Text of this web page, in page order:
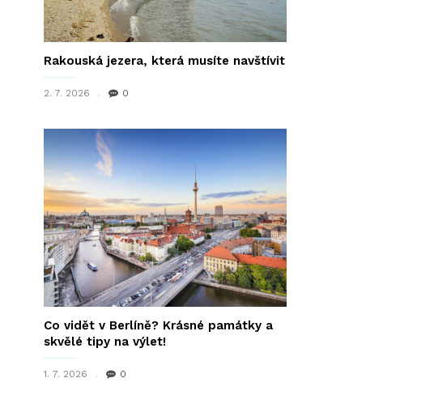
Rakouská jezera, která musíte navštívit
2. 7. 2026 0
Co vidět v Berlíně? Krásné památky a
skvělé tipy na výlet!
1. 7. 2026 0